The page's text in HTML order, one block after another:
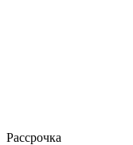
Рассрочка